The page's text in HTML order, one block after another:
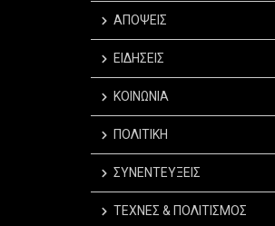
ΑΠΟΨΕΙΣ
ΕΙΔΗΣΕΙΣ
ΚΟΙΝΩΝΙΑ
ΠΟΛΙΤΙΚΗ
ΣΥΝΕΝΤΕΥΞΕΙΣ
ΤΕΧΝΕΣ & ΠΟΛΙΤΙΣΜΟΣ